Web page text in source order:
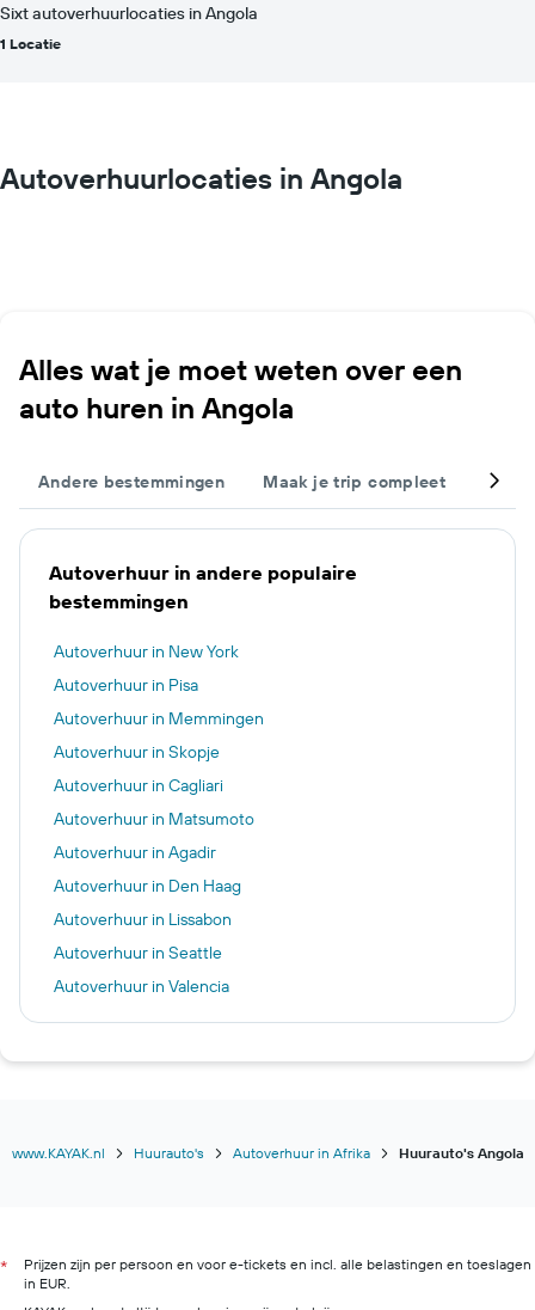
Sixt autoverhuurlocaties in Angola
1 Locatie
Autoverhuurlocaties in Angola
Alles wat je moet weten over een
auto huren in Angola
Andere bestemmingen Maak je trip compleet
Autoverhuur in andere populaire
bestemmingen
Autoverhuur in New York
Autoverhuur in Pisa
Autoverhuur in Memmingen
Autoverhuur in Skopje
Autoverhuur in Cagliari
Autoverhuur in Matsumoto
Autoverhuur in Agadir
Autoverhuur in Den Haag
Autoverhuur in Lissabon
Autoverhuur in Seattle
Autoverhuur in Valencia
Autoverhuur in Istanbul
Autoverhuur in Detroit
Autoverhuur in Avignon
www.KAYAK.nl Huurauto's Autoverhuur in Afrika Huurauto's Angola
*
Prijzen zijn per persoon en voor e-tickets en incl. alle belastingen en toeslagen
in EUR.